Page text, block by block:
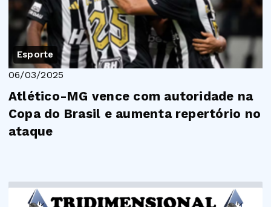
Esporte
06/03/2025
Atlético-MG vence com autoridade na
Copa do Brasil e aumenta repertório no
ataque